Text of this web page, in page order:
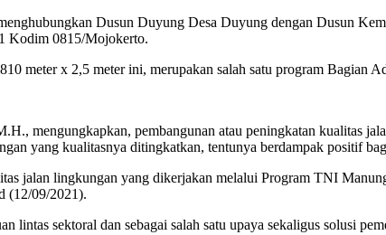
Dusun Duyung Desa Duyung dengan Dusun
Kodim 0815/Mojokerto.
meter x 2,5 meter ini, merupakan salah satu program Bagian
mengungkapkan, pembangunan atau peningkatan kualitas
yang kualitasnya ditingkatkan, tentunya berdampak positif
jalan lingkungan yang dikerjakan melalui Program TNI
(12/09/2021).
sektoral dan sebagai salah satu upaya sekaligus solusi